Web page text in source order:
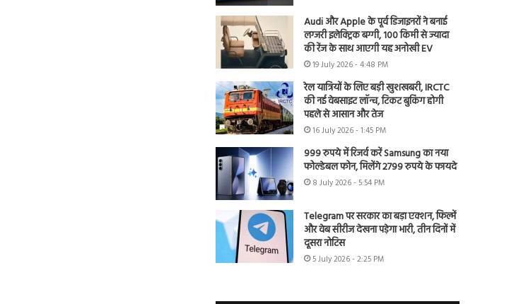
Audi और Apple के पूर्व डिजाइनरों ने बनाई
लग्जरी इलेक्ट्रिक बग्गी, 100 किमी से ज्यादा
की रेंज के साथ आएगी यह अनोखी EV
19 July 2026 - 4:48 PM
रेल यात्रियों के लिए बड़ी खुशखबरी, IRCTC
की नई वेबसाइट लॉन्च, टिकट बुकिंग होगी
पहले से आसान और तेज
16 July 2026 - 1:45 PM
999 रुपये में रिजर्व करें Samsung का नया
फोल्डेबल फोन, मिलेंगे 2799 रुपये के फायदे
8 July 2026 - 5:54 PM
Telegram पर सरकार का बड़ा एक्शन, फिल्में
और वेब सीरीज देखना पड़ेगा भारी, तीन दिनों में
दूसरा नोटिस
5 July 2026 - 2:25 PM